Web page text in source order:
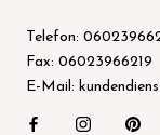
Telefon:
Fax: 06023966219
E-Mail: